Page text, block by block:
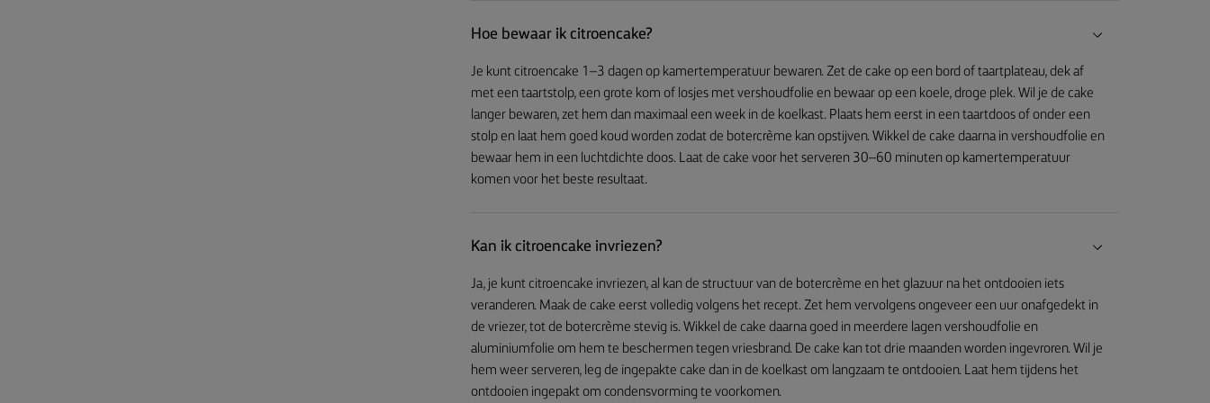
Hoe bewaar ik citroencake?
Je kunt citroencake 1–3 dagen op kamertemperatuur bewaren. Zet de cake op een bord of taartplateau, dek af
met een taartstolp, een grote kom of losjes met vershoudfolie en bewaar op een koele, droge plek. Wil je de cake
langer bewaren, zet hem dan maximaal een week in de koelkast. Plaats hem eerst in een taartdoos of onder een
stolp en laat hem goed koud worden zodat de botercrème kan opstijven. Wikkel de cake daarna in vershoudfolie en
bewaar hem in een luchtdichte doos. Laat de cake voor het serveren 30–60 minuten op kamertemperatuur
komen voor het beste resultaat.
Kan ik citroencake invriezen?
Ja, je kunt citroencake invriezen, al kan de structuur van de botercrème en het glazuur na het ontdooien iets
veranderen. Maak de cake eerst volledig volgens het recept. Zet hem vervolgens ongeveer een uur onafgedekt in
de vriezer, tot de botercrème stevig is. Wikkel de cake daarna goed in meerdere lagen vershoudfolie en
aluminiumfolie om hem te beschermen tegen vriesbrand. De cake kan tot drie maanden worden ingevroren. Wil je
hem weer serveren, leg de ingepakte cake dan in de koelkast om langzaam te ontdooien. Laat hem tijdens het
ontdooien ingepakt om condensvorming te voorkomen.